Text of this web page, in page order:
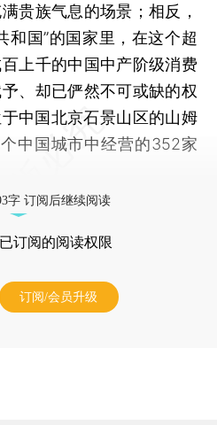
贵族气息的场景；相反，
和国”的国家里，在这个超
上千的中国中产阶级消费
、却已俨然不可或缺的权
中国北京石景山区的山姆
中国城市中经营的352家
字 订阅后继续阅读
订阅的阅读权限
订阅/会员升级